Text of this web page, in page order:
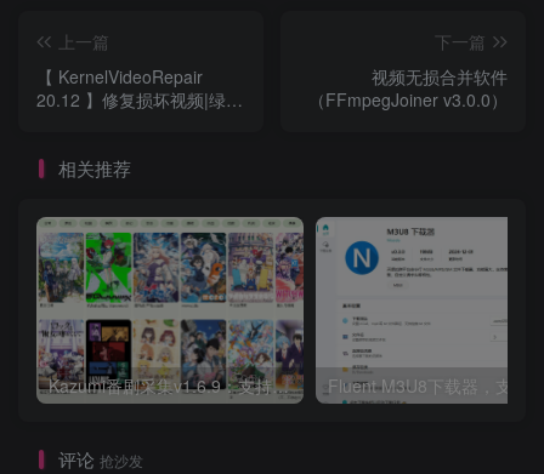
上一篇
【 KernelVideoRepair
20.12 】修复损坏视频|绿色
下一篇
视频无损合并软件
（FFmpegJoiner v3.0.0）
相关推荐
Kazumi番剧采集v1.6.9：支持自定义规则+在线观看+弹幕，跨平台下载 Fluent M3U8下载器，支持
评论 抢沙发